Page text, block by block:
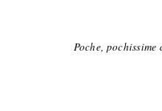
Poche, pochissime